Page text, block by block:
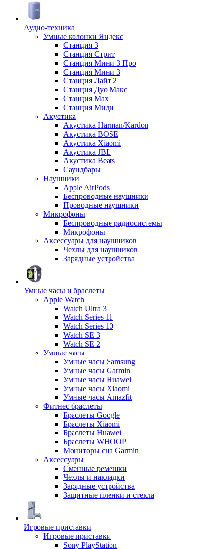
Аудио-техника
Умные колонки Яндекс
Станция 3
Станция Стрит
Станция Мини 3 Про
Станция Мини 3
Станция Лайт 2
Станция Дуо Макс
Станция Max
Станция Миди
Акустика
Акустика Harman/Kardon
Акустика BOSE
Акустика Xiaomi
Акустика JBL
Акустика Beats
Саундбары
Наушники
Apple AirPods
Беспроводные наушники
Проводные наушники
Микрофоны
Беспроводные радиосистемы
Микрофоны
Аксессуары для наушников
Чехлы для наушников
Зарядные устройства
Умные часы и браслеты
Apple Watch
Watch Ultra 3
Watch Series 11
Watch Series 10
Watch SE 3
Watch SE 2
Умные часы
Умные часы Samsung
Умные часы Garmin
Умные часы Huawei
Умные часы Xiaomi
Умные часы Amazfit
Фитнес браслеты
Браслеты Google
Браслеты Xiaomi
Браслеты Huawei
Браслеты WHOOP
Мониторы сна Garmin
Аксессуары
Сменные ремешки
Чехлы и накладки
Зарядные устройства
Защитные пленки и стекла
Игровые приставки
Игровые приставки
Sony PlayStation